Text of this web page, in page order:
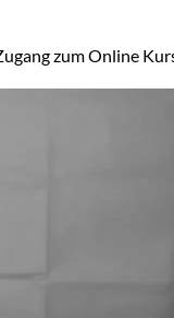
zum Online